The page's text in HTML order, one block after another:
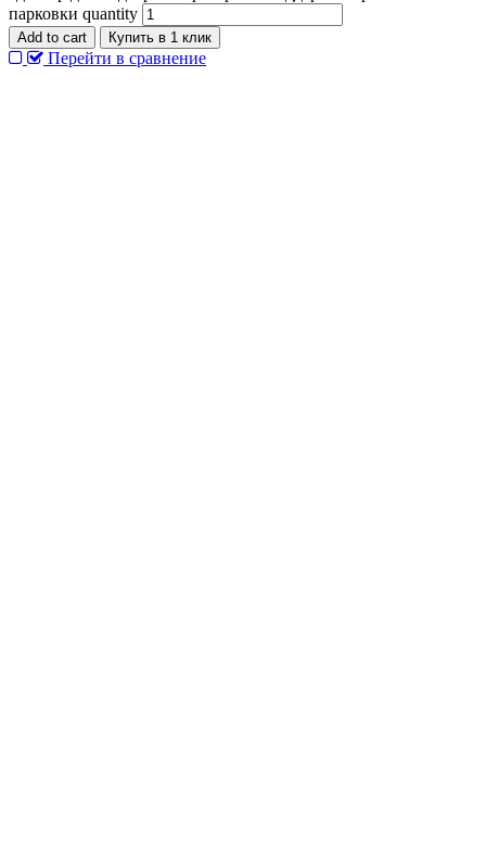
парковки quantity
Add to cart Купить в 1 клик
Перейти в сравнение